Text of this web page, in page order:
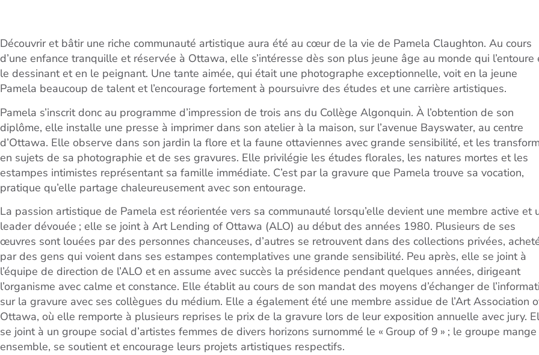
Découvrir et bâtir une riche communauté artistique aura été au cœur de la vie de Pamela Claughton. Au cours
d’une enfance tranquille et réservée à Ottawa, elle s’intéresse dès son plus jeune âge au monde qui l’entoure
le dessinant et en le peignant. Une tante aimée, qui était une photographe exceptionnelle, voit en la jeune
Pamela beaucoup de talent et l’encourage fortement à poursuivre des études et une carrière artistiques.
Pamela s’inscrit donc au programme d’impression de trois ans du Collège Algonquin. À l’obtention de son
diplôme, elle installe une presse à imprimer dans son atelier à la maison, sur l’avenue Bayswater, au centre
d’Ottawa. Elle observe dans son jardin la flore et la faune ottaviennes avec grande sensibilité, et les
en sujets de sa photographie et de ses gravures. Elle privilégie les études florales, les natures mortes et les
estampes intimistes représentant sa famille immédiate. C’est par la gravure que Pamela trouve sa vocation,
pratique qu’elle partage chaleureusement avec son entourage.
La passion artistique de Pamela est réorientée vers sa communauté lorsqu’elle devient une membre active et
leader dévouée ; elle se joint à Art Lending of Ottawa (ALO) au début des années 1980. Plusieurs de ses
œuvres sont louées par des personnes chanceuses, d’autres se retrouvent dans des collections privées,
par des gens qui voient dans ses estampes contemplatives une grande sensibilité. Peu après, elle se joint à
l’équipe de direction de l’ALO et en assume avec succès la présidence pendant quelques années, dirigeant
l’organisme avec calme et constance. Elle établit au cours de son mandat des moyens d’échanger de
sur la gravure avec ses collègues du médium. Elle a également été une membre assidue de l’Art Association
Ottawa, où elle remporte à plusieurs reprises le prix de la gravure lors de leur exposition annuelle avec jury.
se joint à un groupe social d’artistes femmes de divers horizons surnommé le « Group of 9 » ; le groupe mange
ensemble, se soutient et encourage leurs projets artistiques respectifs.